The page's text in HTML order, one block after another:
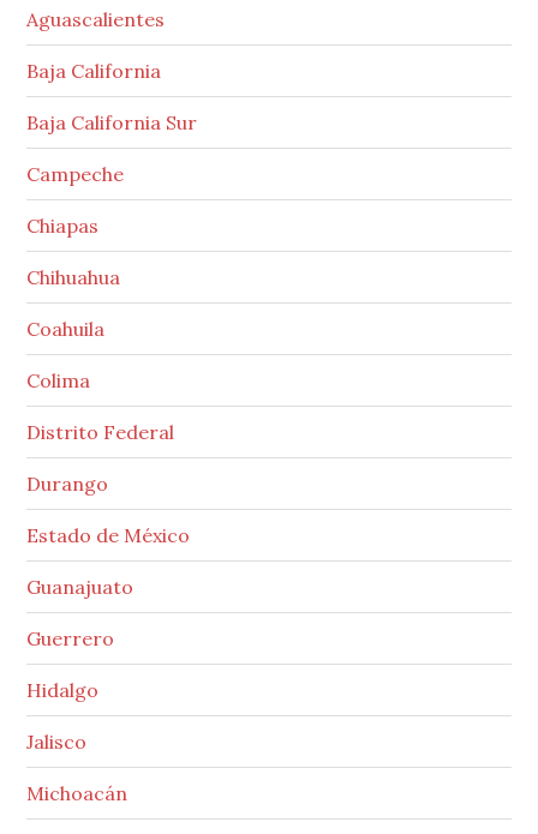
Aguascalientes
Baja California
Baja California Sur
Campeche
Chiapas
Chihuahua
Coahuila
Colima
Distrito Federal
Durango
Estado de México
Guanajuato
Guerrero
Hidalgo
Jalisco
Michoacán